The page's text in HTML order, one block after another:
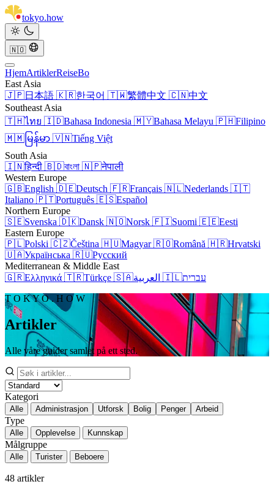
tokyo.how
🇳🇴
HjemArtiklerReiseBo
East Asia
🇯🇵日本語 🇰🇷한국어 🇹🇼繁體中文 🇨🇳中文
Southeast Asia
🇹🇭ไทย 🇮🇩Bahasa Indonesia 🇲🇾Bahasa Melayu 🇵🇭Filipino
🇲🇲 မြန်မာ 🇻🇳Tiếng Việt
South Asia
🇮🇳हिन्दी 🇧🇩বাংলা 🇳🇵नेपाली
Western Europe
🇬🇧English 🇩🇪Deutsch 🇫🇷Français 🇳🇱Nederlands 🇮🇹
Italiano 🇵🇹Português 🇪🇸Español
Northern Europe
🇸🇪Svenska 🇩🇰Dansk 🇳🇴Norsk 🇫🇮Suomi 🇪🇪Eesti
Eastern Europe
🇵🇱Polski 🇨🇿Čeština 🇭🇺Magyar🇷🇴Română 🇭🇷Hrvatski
🇺🇦Українська 🇷🇺Русский
Mediterranean & Middle East
🇬🇷Ελληνικά 🇹🇷Türkçe 🇸🇦 🇮🇱עברית
T O K Y O . H O W
Artikler
Alle våre guider samlet på ett sted.
Kategori
Alle Administrasjon Utforsk Bolig Penger Arbeid
Type
Alle Opplevelse Kunnskap
Målgruppe
Alle Turister Beboere
48 artikler